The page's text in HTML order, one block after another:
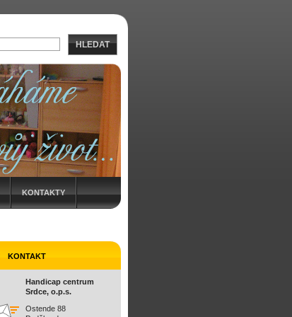
KONTAKTY
KONTAKT
Handicap centrum
Srdce, o.p.s.
Ostende 88
HLEDAT